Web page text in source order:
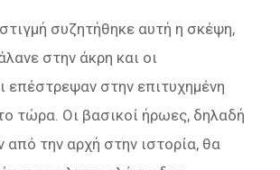
συζητήθηκε αυτή η σκέψη,
στην άκρη και οι
επέστρεψαν στην επιτυχημένη
τώρα. Οι βασικοί ήρωες, δηλαδή
από την αρχή στην ιστορία, θα